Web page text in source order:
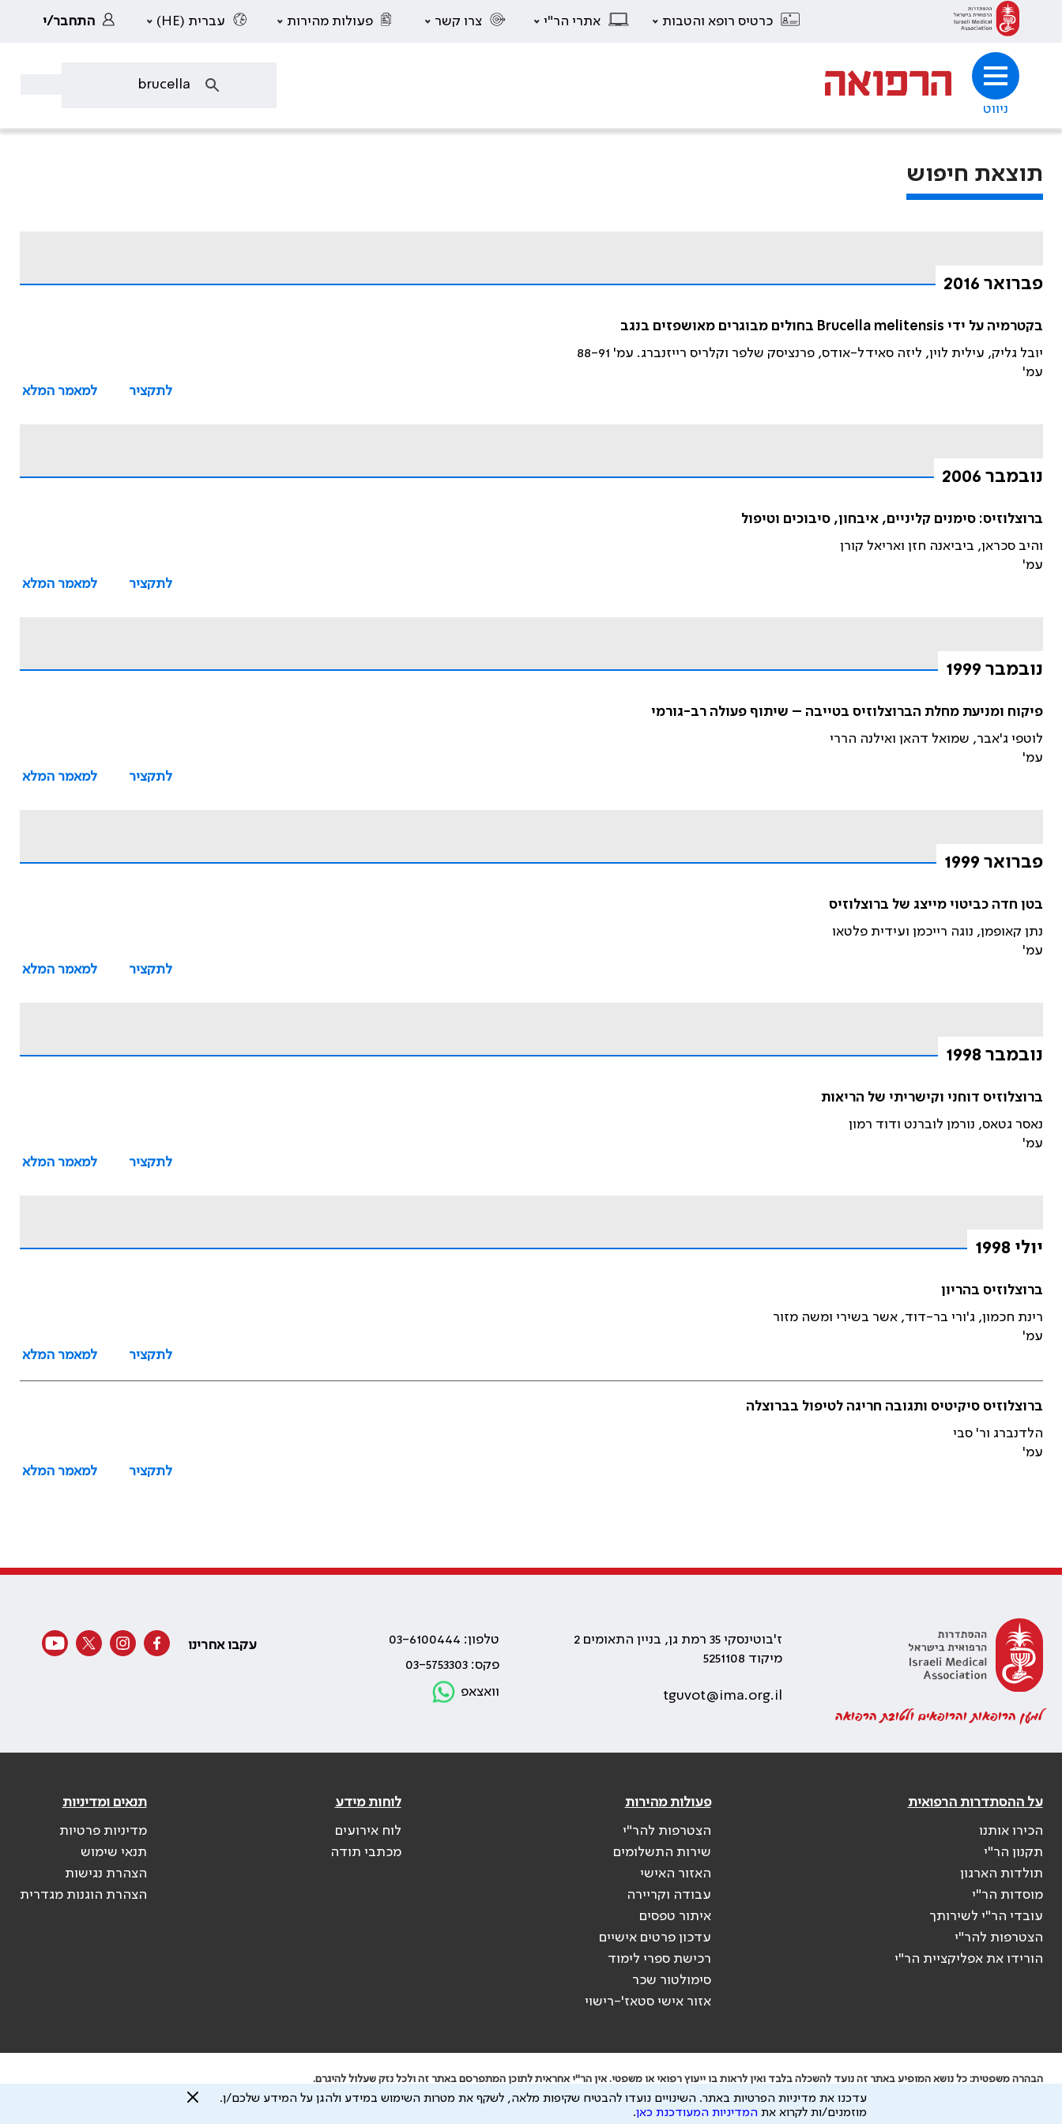
כרטיס רופא והטבות אתרי הר"י צרו קשר פעולות מהירות עברית (HE) התחבר/י
ניווט
תוצאת חיפוש
פברואר 2016
בקטרמיה על ידי Brucella melitensis בחולים מבוגרים מאושפזים בנגב
יובל גליק, עילית לוין, ליזה סאידל-אודס, פרנציסק שלפר וקלריס רייזנברג. עמ' 88-91
עמ'
לתקציר
למאמר המלא
נובמבר 2006
ברוצלוזיס: סימנים קליניים, איבחון, סיבוכים וטיפול
והיב סכראן, ביביאנה חזן ואריאל קורן
עמ'
לתקציר
למאמר המלא
נובמבר 1999
פיקוח ומניעת מחלת הברוצלוזיס בטייבה – שיתוף פעולה רב-גורמי
לוטפי ג'אבר, שמואל דהאן ואילנה הררי
עמ'
לתקציר
למאמר המלא
פברואר 1999
בטן חדה כביטוי מייצג של ברוצלוזיס
נתן קאופמן, נוגה רייכמן ועידית פלטאו
עמ'
לתקציר
למאמר המלא
נובמבר 1998
ברוצלוזיס דוחני וקישריתי של הריאות
נאסר גטאס, נורמן לוברנט ודוד רמון
עמ'
לתקציר
למאמר המלא
יולי 1998
ברוצלוזיס בהריון
רינת חכמון, ג'ורי בר-דוד, אשר בשירי ומשה מזור
עמ'
לתקציר
למאמר המלא
ברוצלוזיס סיקיטיס ותגובה חריגה לטיפול בברוצלה
הלדנברג ור' סבי
עמ'
לתקציר
למאמר המלא
למען הרופאות והרופאים ולטובת הרפואה
ז'בוטינסקי 35 רמת גן, בניין התאומים 2
מיקוד 5251108
tguvot@ima.org.il
טלפון: 03-6100444
פקס: 03-5753303
וואצאפ
עקבו אחרינו
על ההסתדרות הרפואית
הכירו אותנו
תקנון הר"י
תולדות הארגון
מוסדות הר"י
עובדי הר"י לשירותך
הצטרפות להר"י
הורידו את אפליקציית הר"י
פעולות מהירות
הצטרפות להר"י
שירות התשלומים
האזור האישי
עבודה וקריירה
איתור טפסים
עדכון פרטים אישיים
רכישת ספרי לימוד
סימולטור שכר
אזור אישי סטאז'-רישוי
לוחות מידע
לוח אירועים
מכתבי תודה
תנאים ומדיניות
מדיניות פרטיות
תנאי שימוש
הצהרת נגישות
הצהרת הוגנות מגדרית
הבהרה משפטית: כל נושא המופיע באתר זה נועד להשכלה בלבד ואין לראות בו ייעוץ רפואי או משפטי. אין הר"י אחראית לתוכן המתפרסם באתר זה ולכל נזק שעלול להיגרם.
ידוע לי שהר"י אוספת ושומרת מידע אישי לצורך מתן השרות וכי חלק ממנו עשוי להיות מועבר לצדדים שלישיים, הכל בכפוף למדיניות הפרטיותול תנאי השימוש
כל הזכויות על המידע באתר שייכות להסתדרות הרפואית בישראל.
עדכנו את מדיניות הפרטיות באתר. השינויים נועדו להבטיח שקיפות מלאה, לשקף את מטרות השימוש במידע ולהגן על המידע שלכם/ן.
מוזמנים/ות לקרוא את המדיניות המעודכנת כאן.